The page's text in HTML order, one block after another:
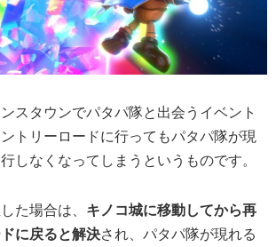
スタウンでパタパ隊と出会うイベント
トリーロードに行ってもパタパ隊が現
しなくなってしまうというものです。
た場合は、 キノコ城に移動してから再
に戻ると解決され、パタパ隊が現れる